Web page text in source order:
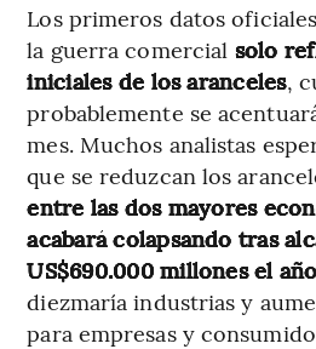
Los primeros datos
la guerra comercial solo
iniciales de los aranceles,
probablemente se
mes. Muchos analistas
que se reduzcan los
entre las dos mayores
acabará colapsando tras
US$690.000 millones el
diezmaría industrias y
para empresas y